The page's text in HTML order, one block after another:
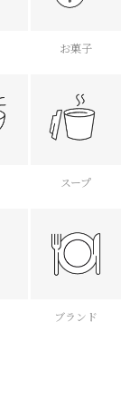
お菓子
スープ
ブランド